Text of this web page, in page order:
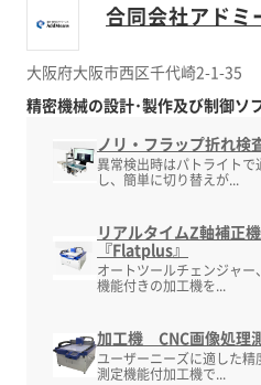
合同会社アドミ
大阪府大阪市西区千代崎2-1-35
精密機械の設計･製作及び制御ソ
ノリ・フラップ折れ検
異常検出時はパトライト
し、簡単に切り替えが...
リアルタイムZ軸補正
『Flatplus』
オートツールチェンジャ
機能付きの加工機を...
加工機 CNC画像処理
ユーザーニーズに適した
測定機能付加工機で...